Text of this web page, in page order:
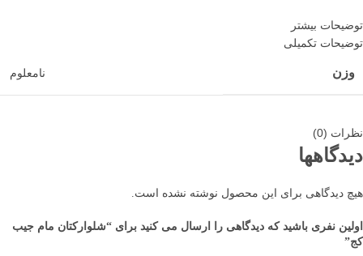
توضیحات بیشتر
توضیحات تکمیلی
وزن نامعلوم
نظرات (0)
دیدگاهها
هیچ دیدگاهی برای این محصول نوشته نشده است.
اولین نفری باشید که دیدگاهی را ارسال می کنید برای “شلوارکتان مام جیب
کج”